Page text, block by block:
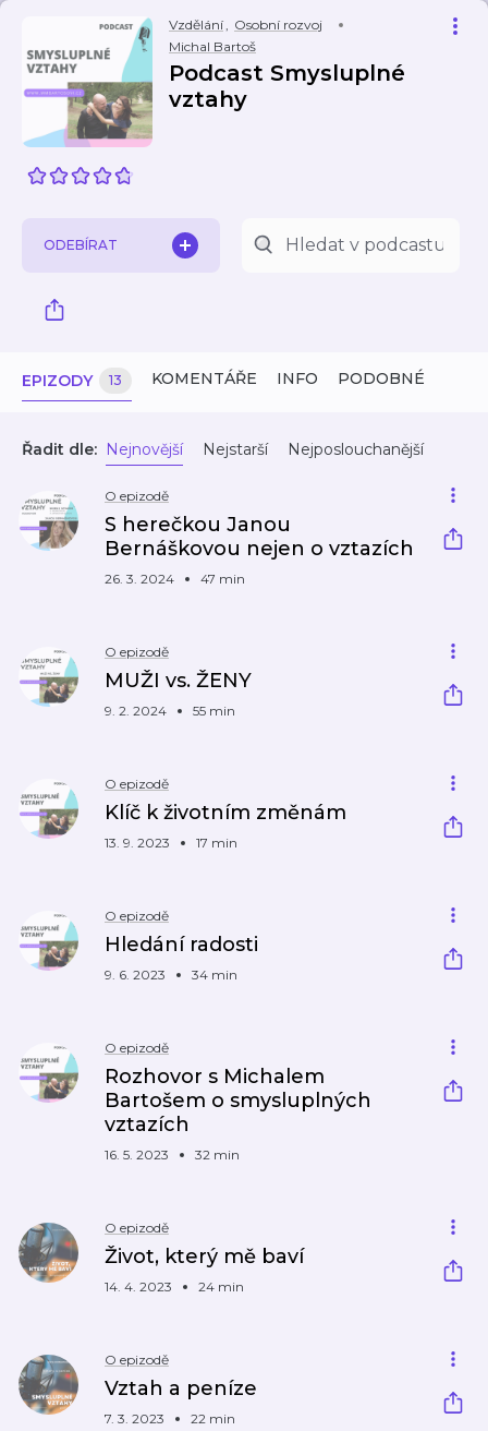
Vzdělání, Osobní rozvoj
Michal Bartoš
Podcast Smysluplné
vztahy
ODEBÍRAT
EPIZODY 13 KOMENTÁŘE INFO PODOBNÉ
Řadit dle: Nejnovější Nejstarší Nejposlouchanější
O epizodě
S herečkou Janou
Bernáškovou nejen o vztazích
26. 3. 2024 47 min
O epizodě
MUŽI vs. ŽENY
9. 2. 2024 55 min
O epizodě
Klíč k životním změnám
13. 9. 2023 17 min
O epizodě
Hledání radosti
9. 6. 2023 34 min
O epizodě
Rozhovor s Michalem
Bartošem o smysluplných
vztazích
16. 5. 2023 32 min
O epizodě
Život, který mě baví
14. 4. 2023 24 min
O epizodě
Vztah a peníze
7. 3. 2023 22 min